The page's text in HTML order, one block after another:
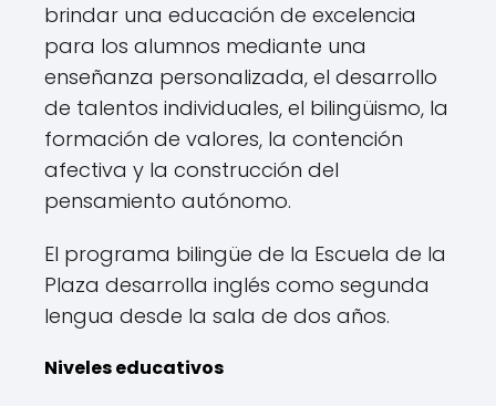
brindar una educación de excelencia
para los alumnos mediante una
enseñanza personalizada, el desarrollo
de talentos individuales, el bilingüismo, la
formación de valores, la contención
afectiva y la construcción del
pensamiento autónomo.
El programa bilingüe de la Escuela de la
Plaza desarrolla inglés como segunda
lengua desde la sala de dos años.
Niveles educativos